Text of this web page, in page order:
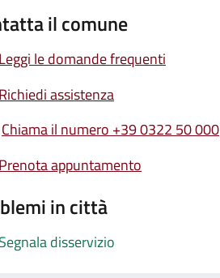
il comune
Leggi le domande frequenti
Richiedi assistenza
Chiama il numero +39 0322 50 000
Prenota appuntamento
in città
Segnala disservizio